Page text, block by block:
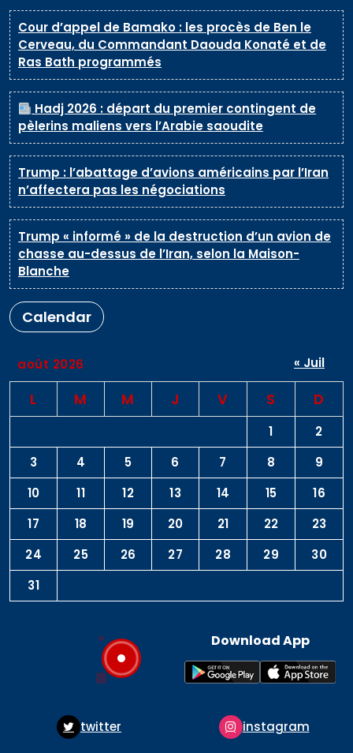
Cour d’appel de Bamako : les procès de Ben le
Cerveau, du Commandant Daouda Konaté et de
Ras Bath programmés
Hadj 2026 : départ du premier contingent de
pèlerins maliens vers l’Arabie saoudite
Trump : l’abattage d’avions américains par l’Iran
n’affectera pas les négociations
Trump « informé » de la destruction d’un avion de
chasse au-dessus de l’Iran, selon la Maison-
Blanche
Calendar
août 2026
L M M J V S D
1
2
3
4 5 6 7 8
9
10
11 12 13 14 15
16
17
18 19 20 21 22
23
24
25 26 27 28 29
30
31
« Juil
Download App
instagram